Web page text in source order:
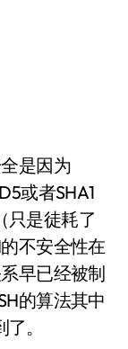
是因为
或者SHA1
只是徒耗了
不安全性在
早已经被制
的算法其中
。